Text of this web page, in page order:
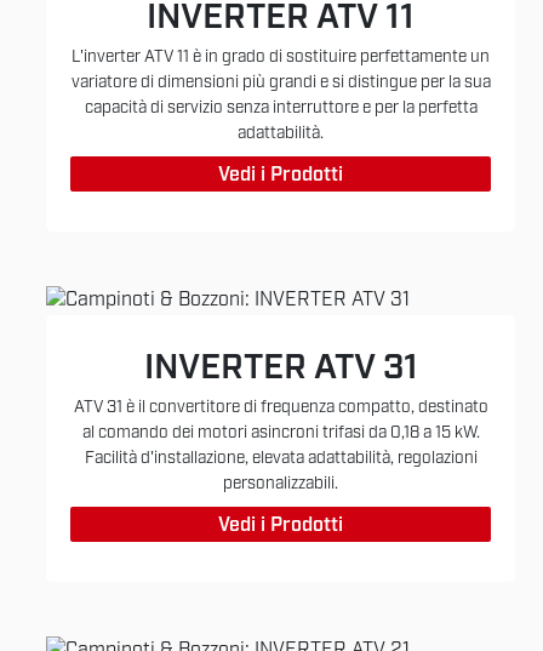
INVERTER ATV 11
L'inverter ATV 11 è in grado di sostituire perfettamente un
variatore di dimensioni più grandi e si distingue per la sua
capacità di servizio senza interruttore e per la perfetta
adattabilità.
Vedi i Prodotti
INVERTER ATV 31
ATV 31 è il convertitore di frequenza compatto, destinato
al comando dei motori asincroni trifasi da 0,18 a 15 kW.
Facilità d'installazione, elevata adattabilità, regolazioni
personalizzabili.
Vedi i Prodotti